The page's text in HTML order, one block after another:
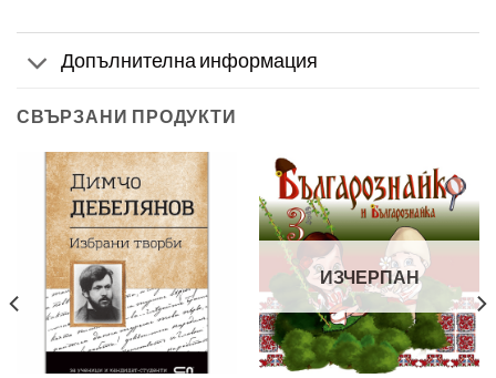
Допълнителна информация
СВЪРЗАНИ ПРОДУКТИ
ИЗЧЕРПАН